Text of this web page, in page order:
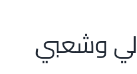
وشعبي